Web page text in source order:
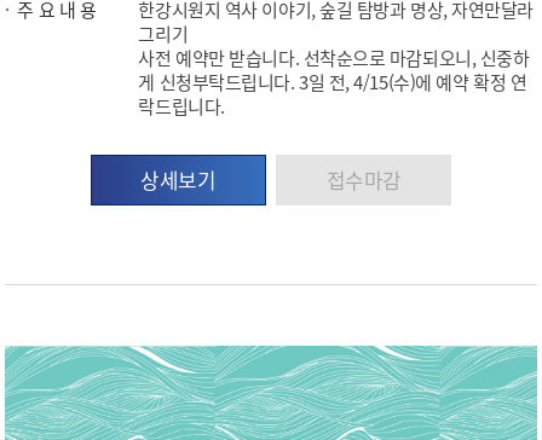
주 요 내 용
한강시원지 역사 이야기, 숲길 탐방과 명상, 자연만달라
그리기
사전 예약만 받습니다. 선착순으로 마감되오니, 신중하
게 신청부탁드립니다. 3일 전, 4/15(수)에 예약 확정 연
락드립니다.
상세보기